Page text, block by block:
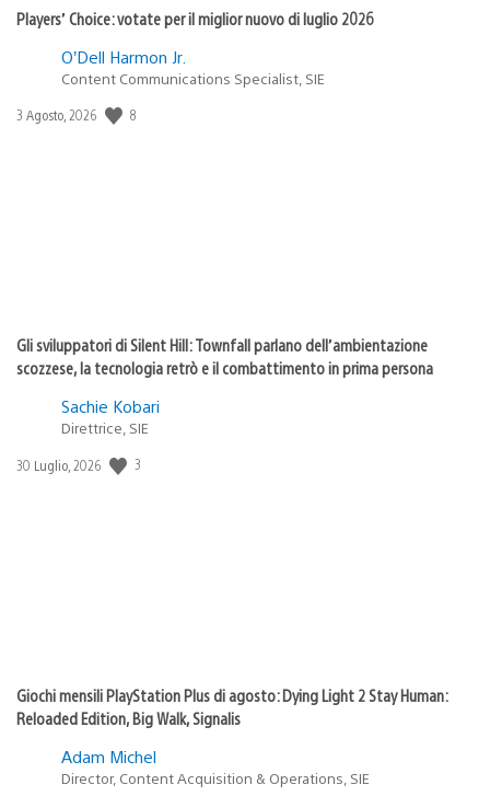
Players’ Choice: votate per il miglior nuovo di luglio 2026
O’Dell Harmon Jr.
Content Communications Specialist, SIE
Data
3 Agosto, 2026 8
Gli sviluppatori di Silent Hill: Townfall parlano dell’ambientazione
scozzese, la tecnologia retrò e il combattimento in prima persona
Sachie Kobari
Direttrice, SIE
Data
30 Luglio, 2026 3
Giochi mensili PlayStation Plus di agosto: Dying Light 2 Stay Human:
Reloaded Edition, Big Walk, Signalis
Adam Michel
Director, Content Acquisition & Operations, SIE